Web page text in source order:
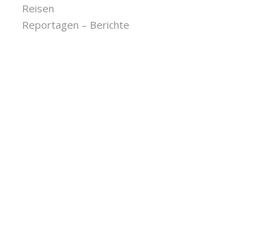
Reisen
Reportagen – Berichte